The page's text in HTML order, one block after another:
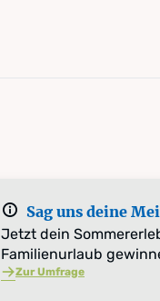
Sag uns deine
Jetzt dein
Familienurlaub
Zur Umfrage